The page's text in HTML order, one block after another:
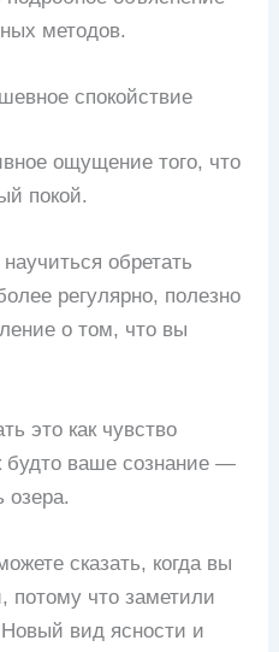
методов.
спокойствие
ощущение того, что
покой.
обретать
регулярно, полезно
о том, что вы
это как чувство
будто ваше сознание —
озера.
сказать, когда вы
потому что заметили
вид ясности и